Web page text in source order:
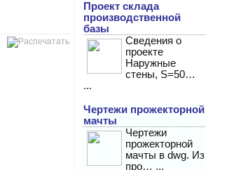
Проект склада
производственной
базы
Сведения о
проекте
Наружные
стены, S=50…
...
Чертежи прожекторной
мачты
Чертежи
прожекторной
мачты в dwg. Из
про… ...